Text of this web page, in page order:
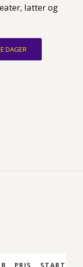
latter og
DAGER